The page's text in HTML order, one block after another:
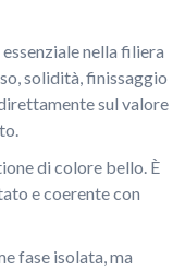
nella filiera
solidità, finissaggio
sul valore
di colore bello. È
e coerente con
fase isolata, ma